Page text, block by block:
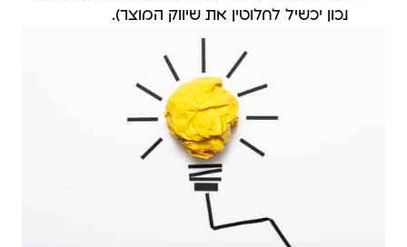
נכון יכשיל לחלוטין את שיווק המוצר).